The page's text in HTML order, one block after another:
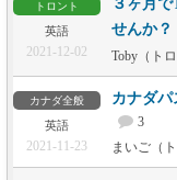
トロント
英語
2021-12-02
３ヶ月
せんか？
Toby（トロ
カナダ全般
英語
2021-11-23
カナダ
3
まいご（ト